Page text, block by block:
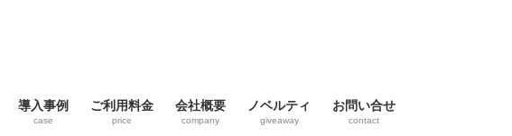
導入事例
case
ご利用料金
price
会社概要
company
ノベルティ
giveaway
お問い合せ
contact